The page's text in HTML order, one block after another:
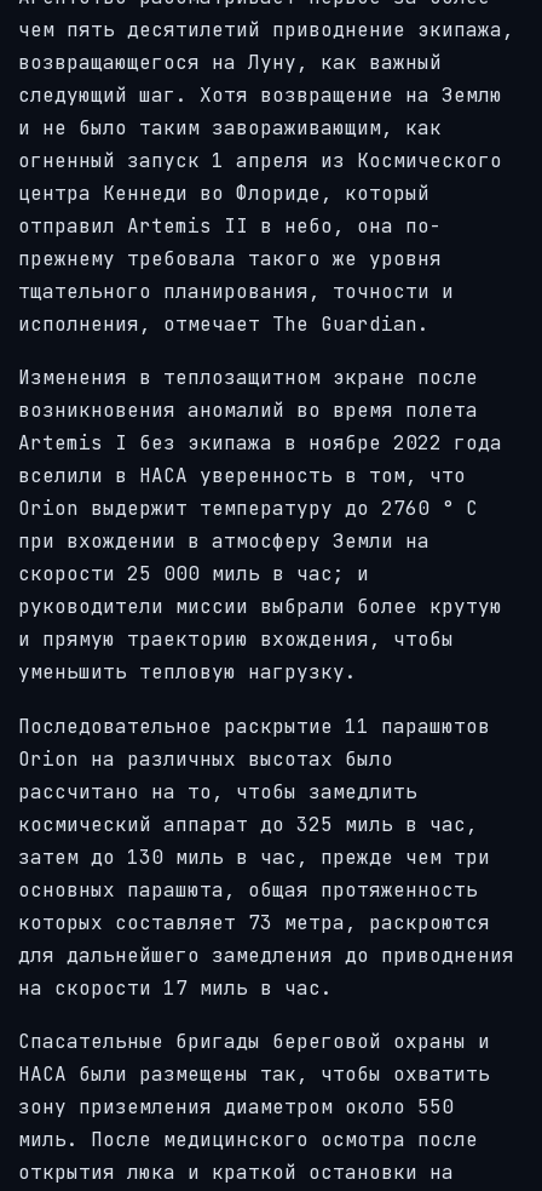
чем пять десятилетий приводнение экипажа,
возвращающегося на Луну, как важный
следующий шаг. Хотя возвращение на Землю
и не было таким завораживающим, как
огненный запуск 1 апреля из Космического
центра Кеннеди во Флориде, который
отправил Artemis II в небо, она по-
прежнему требовала такого же уровня
тщательного планирования, точности и
исполнения, отмечает The Guardian.
Изменения в теплозащитном экране после
возникновения аномалий во время полета
Artemis I без экипажа в ноябре 2022 года
вселили в НАСА уверенность в том, что
Orion выдержит температуру до 2760 ° C
при вхождении в атмосферу Земли на
скорости 25 000 миль в час; и
руководители миссии выбрали более крутую
и прямую траекторию вхождения, чтобы
уменьшить тепловую нагрузку.
Последовательное раскрытие 11 парашютов
Orion на различных высотах было
рассчитано на то, чтобы замедлить
космический аппарат до 325 миль в час,
затем до 130 миль в час, прежде чем три
основных парашюта, общая протяженность
которых составляет 73 метра, раскроются
для дальнейшего замедления до приводнения
на скорости 17 миль в час.
Спасательные бригады береговой охраны и
НАСА были размещены так, чтобы охватить
зону приземления диаметром около 550
миль. После медицинского осмотра после
открытия люка и краткой остановки на